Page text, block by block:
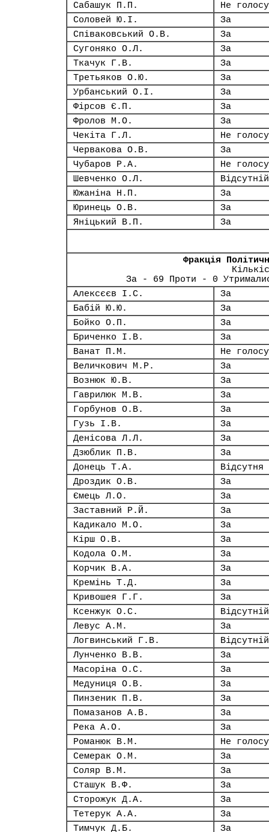
Сабашук П.П.
Не
Соловей Ю.І.
За
Співаковський О.В.
За
Сугоняко О.Л.
За
Ткачук Г.В.
За
Третьяков О.Ю.
За
Урбанський О.І.
За
Фірсов Є.П.
За
Фролов М.О.
За
Чекіта Г.Л.
Не
Червакова О.В.
За
Чубаров Р.А.
Не
Шевченко О.Л.
Відсутній
Южаніна Н.П.
За
Юринець О.В.
За
Яніцький В.П.
За
Фракція
За - 69 Проти - 0
Алексєєв І.С.
За
Бабій Ю.Ю.
За
Бойко О.П.
За
Бриченко І.В.
За
Ванат П.М.
Не
Величкович М.Р.
За
Вознюк Ю.В.
За
Гаврилюк М.В.
За
Горбунов О.В.
За
Гузь І.В.
За
Денісова Л.Л.
За
Дзюблик П.В.
За
Донець Т.А.
Відсутня
Дроздик О.В.
За
Ємець Л.О.
За
Заставний Р.Й.
За
Кадикало М.О.
За
Кірш О.В.
За
Кодола О.М.
За
Корчик В.А.
За
Кремінь Т.Д.
За
Кривошея Г.Г.
За
Ксенжук О.С.
Відсутній
Левус А.М.
За
Логвинський Г.В.
Відсутній
Лунченко В.В.
За
Масоріна О.С.
За
Медуниця О.В.
За
Пинзеник П.В.
За
Помазанов А.В.
За
Река А.О.
За
Романюк В.М.
Не
Семерак О.М.
За
Соляр В.М.
За
Сташук В.Ф.
За
Сторожук Д.А.
За
Тетерук А.А.
За
Тимчук Д.Б.
За